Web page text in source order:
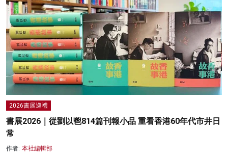
2026書展巡禮
書展2026｜從劉以鬯814篇刊報小品 重看香港60年代市井日
常
作者: 本社編輯部